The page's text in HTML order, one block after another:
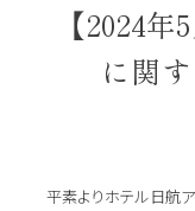
【2024
に関
平素よりホテル日航